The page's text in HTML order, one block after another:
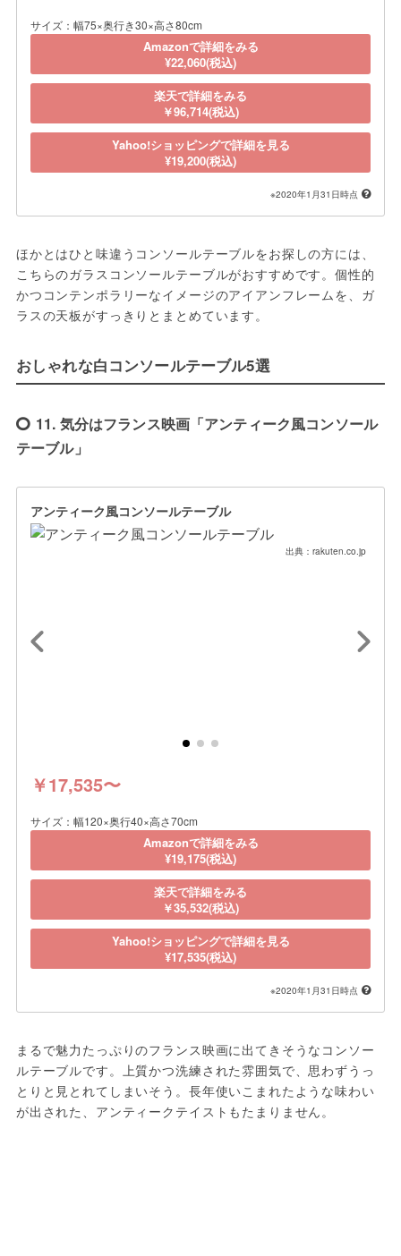
サイズ：幅75×奥行き30×高さ80cm
Amazonで詳細をみる
¥22,060(税込)
楽天で詳細をみる
￥96,714(税込)
Yahoo!ショッピングで詳細を見る
¥19,200(税込)
※2020年1月31日時点
ほかとはひと味違うコンソールテーブルをお探しの方には、
こちらのガラスコンソールテーブルがおすすめです。個性的
かつコンテンポラリーなイメージのアイアンフレームを、ガ
ラスの天板がすっきりとまとめています。
おしゃれな白コンソールテーブル5選
11. 気分はフランス映画「アンティーク風コンソール
テーブル」
アンティーク風コンソールテーブル
出典：rakuten.co.jp
￥17,535〜
サイズ：幅120×奥行40×高さ70cm
Amazonで詳細をみる
¥19,175(税込)
楽天で詳細をみる
￥35,532(税込)
Yahoo!ショッピングで詳細を見る
¥17,535(税込)
※2020年1月31日時点
まるで魅力たっぷりのフランス映画に出てきそうなコンソー
ルテーブルです。上質かつ洗練された雰囲気で、思わずうっ
とりと見とれてしまいそう。長年使いこまれたような味わい
が出された、アンティークテイストもたまりません。